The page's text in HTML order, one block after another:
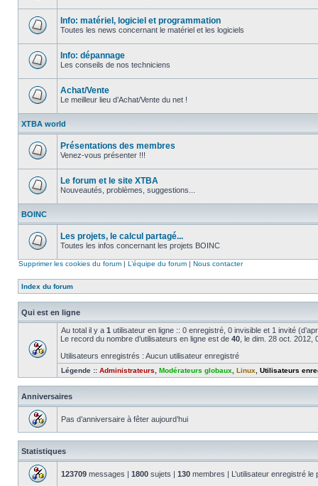
message
non
message
non
Info: matériel, logiciel et programmation
Toutes les news concernant le matériel et les logiciels
message
non
Info: dépannage
Les conseils de nos techniciens
message
non
lu
Achat/Vente
Le meilleur lieu d’Achat/Vente du net !
XTBA world
message
non
Présentations des membres
Venez-vous présenter !!!
message
lu
Le forum et le site XTBA
Nouveautés, problèmes, suggestions...
BOINC
message
Les projets, le calcul partagé...
Toutes les infos concernant les projets BOINC
Supprimer les cookies du forum | L’équipe du forum | Nous contacter
Index du forum
Qui est en ligne
Au total il y a 1 utilisateur en ligne :: 0 enregistré, 0 invisible et 1 invité
Le record du nombre d’utilisateurs en ligne est de 40 , le dim. 28 oct. 2012,
Utilisateurs enregistrés : Aucun utilisateur enregistré
Légende :: Administrateurs Modérateurs globaux Linux Utilisateurs
Anniversaires
Pas d’anniversaire à fêter aujourd’hui
Statistiques
123709 messages | 1800 sujets | 130 membres | L’utilisateur enregistré